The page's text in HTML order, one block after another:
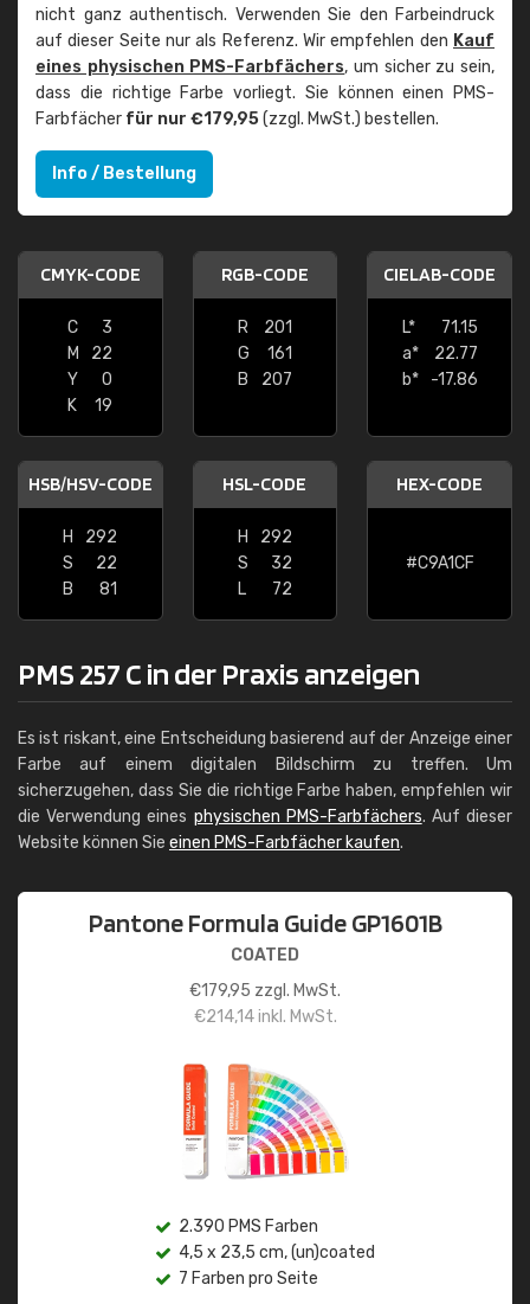
nicht ganz authentisch. Verwenden Sie den Farbeindruck
auf dieser Seite nur als Referenz. Wir empfehlen den Kauf
eines physischen PMS-Farbfächers, um sicher zu sein,
dass die richtige Farbe vorliegt. Sie können einen PMS-
Farbfächer für nur €179,95(zzgl. MwSt.) bestellen.
Info / Bestellung
CMYK-CODE
C
3
M
22
Y
0
K
19
RGB-CODE
R
201
G
161
B
207
CIELAB-CODE
L*
71.15
a*
22.77
b*
-17.86
HSB/HSV-CODE
H
292
S
22
B
81
HSL-CODE
H
292
S
32
L
72
HEX-CODE
#C9A1CF
PMS 257 C in der Praxis anzeigen
Es ist riskant, eine Entscheidung basierend auf der Anzeige einer
Farbe auf einem digitalen Bildschirm zu treffen. Um
sicherzugehen, dass Sie die richtige Farbe haben, empfehlen wir
die Verwendung eines physischen PMS-Farbfächers. Auf dieser
Website können Sie einen PMS-Farbfächer kaufen.
Pantone Formula Guide GP1601B
COATED
€179,95 zzgl. MwSt.
€214,14inkl. MwSt.
2.390 PMS Farben
4,5 x 23,5 cm, (un)coated
7 Farben pro Seite